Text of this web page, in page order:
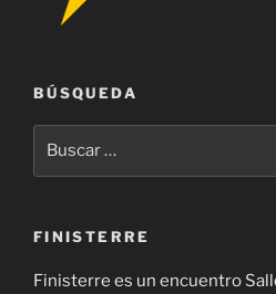
BÚSQUEDA
FINISTERRE
Finisterre es un encuentro